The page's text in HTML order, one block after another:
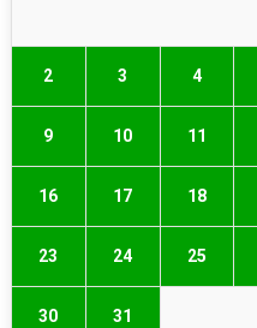
2 3 4
9 10 11
16 17 18
23 24 25
30 31